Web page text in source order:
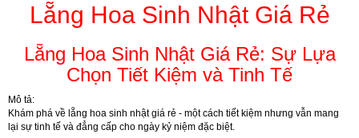
Lẵng Hoa Sinh Nhật Giá Rẻ
Lẵng Hoa Sinh Nhật Giá Rẻ: Sự Lựa
Chọn Tiết Kiệm và Tinh Tế
Mô tả:
Khám phá về lẵng hoa sinh nhật giá rẻ - một cách tiết kiệm nhưng vẫn mang
lại sự tinh tế và đẳng cấp cho ngày kỷ niệm đặc biệt.